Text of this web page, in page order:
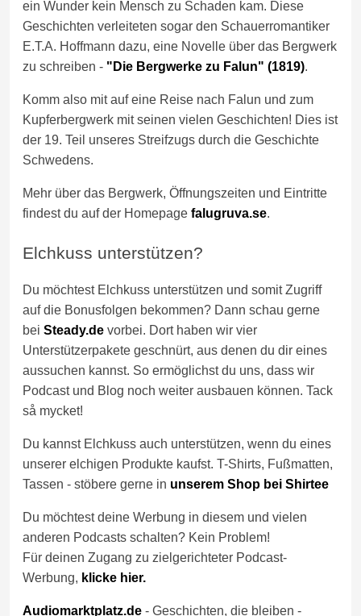
ein Wunder kein Mensch zu Schaden kam. Diese
Geschichten verleiteten sogar den Schauerromantiker
E.T.A. Hoffmann dazu, eine Novelle über das Bergwerk
zu schreiben - "Die Bergwerke zu Falun" (1819).
Komm also mit auf eine Reise nach Falun und zum
Kupferbergwerk mit seinen vielen Geschichten! Dies ist
der 19. Teil unseres Streifzugs durch die Geschichte
Schwedens.
Mehr über das Bergwerk, Öffnungszeiten und Eintritte
findest du auf der Homepage falugruva.se.
Elchkuss unterstützen?
Du möchtest Elchkuss unterstützen und somit Zugriff
auf die Bonusfolgen bekommen? Dann schau gerne
bei Steady.de vorbei. Dort haben wir vier
Unterstützerpakete geschnürt, aus denen du dir eines
aussuchen kannst. So ermöglichst du uns, dass wir
Podcast und Blog noch weiter ausbauen können. Tack
så mycket!
Du kannst Elchkuss auch unterstützen, wenn du eines
unserer elchigen Produkte kaufst. T-Shirts, Fußmatten,
Tassen - stöbere gerne in unserem Shop bei Shirtee
Du möchtest deine Werbung in diesem und vielen
anderen Podcasts schalten? Kein Problem!
Für deinen Zugang zu zielgerichteter Podcast-
Werbung, klicke hier.
Audiomarktplatz.de - Geschichten, die bleiben -